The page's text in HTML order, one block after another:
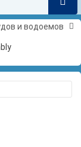
и водоемов